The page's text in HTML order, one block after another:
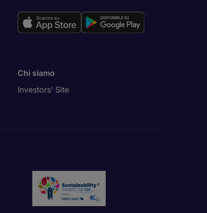
Chi siamo
Investors' Site